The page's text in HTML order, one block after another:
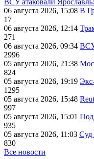
ВСУ атаковали
06 августа 2026, 15:08 В
17
06 августа 2026, 12:14
271
06 августа 2026, 09:34 ВСУ
2996
05 августа 2026, 21:38
824
05 августа 2026, 19:19
1295
05 августа 2026, 15:48
997
05 августа 2026, 15:01 Под
935
05 августа 2026, 11:03 Суд
830
Все новости